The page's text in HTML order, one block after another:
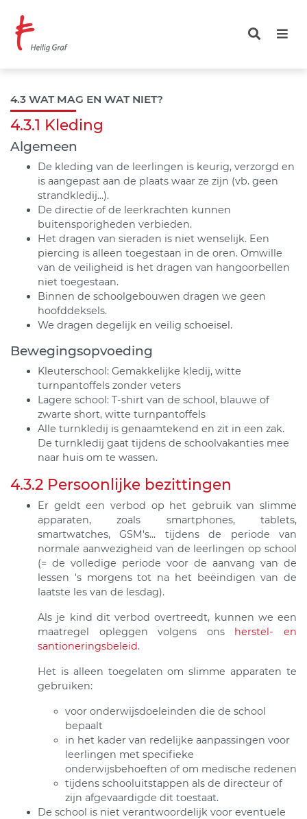
naar
4.3 WAT MAG EN WAT NIET?
4.3.1 Kleding
Algemeen
De kleding van de leerlingen is keurig, verzorgd en
is aangepast aan de plaats waar ze zijn (vb. geen
strandkledij...).
De directie of de leerkrachten kunnen
buitensporigheden verbieden.
Het dragen van sieraden is niet wenselijk. Een
piercing is alleen toegestaan in de oren. Omwille
van de veiligheid is het dragen van hangoorbellen
niet toegestaan.
Binnen de schoolgebouwen dragen we geen
hoofddeksels.
We dragen degelijk en veilig schoeisel.
Bewegingsopvoeding
Kleuterschool: Gemakkelijke kledij, witte
turnpantoffels zonder veters
Lagere school: T-shirt van de school, blauwe of
zwarte short, witte turnpantoffels
Alle turnkledij is genaamtekend en zit in een zak.
De turnkledij gaat tijdens de schoolvakanties mee
naar huis om te wassen.
4.3.2 Persoonlijke bezittingen
Er geldt een verbod op het gebruik van slimme
apparaten, zoals smartphones, tablets,
smartwatches, GSM's... tijdens de periode van
normale aanwezigheid van de leerlingen op school
(= de volledige periode voor de aanvang van de
lessen 's morgens tot na het beëindigen van de
laatste les van de lesdag).
Als je kind dit verbod overtreedt, kunnen we een
maatregel opleggen volgens ons herstel- en
santioneringsbeleid.
Het is alleen toegelaten om slimme apparaten te
gebruiken:
voor onderwijsdoeleinden die de school
bepaalt
in het kader van redelijke aanpassingen voor
leerlingen met specifieke
onderwijsbehoeften of om medische redenen
tijdens schooluitstappen als de directeur of
zijn afgevaardigde dit toestaat.
De school is niet verantwoordelijk voor eventuele